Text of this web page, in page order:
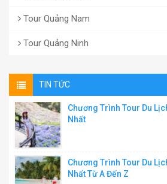
Tour Quảng Nam
Tour Quảng Ninh
TIN TỨC
Chương Trình Tour Du
Nhất
Chương Trình Tour Du
Nhất Từ A Đến Z